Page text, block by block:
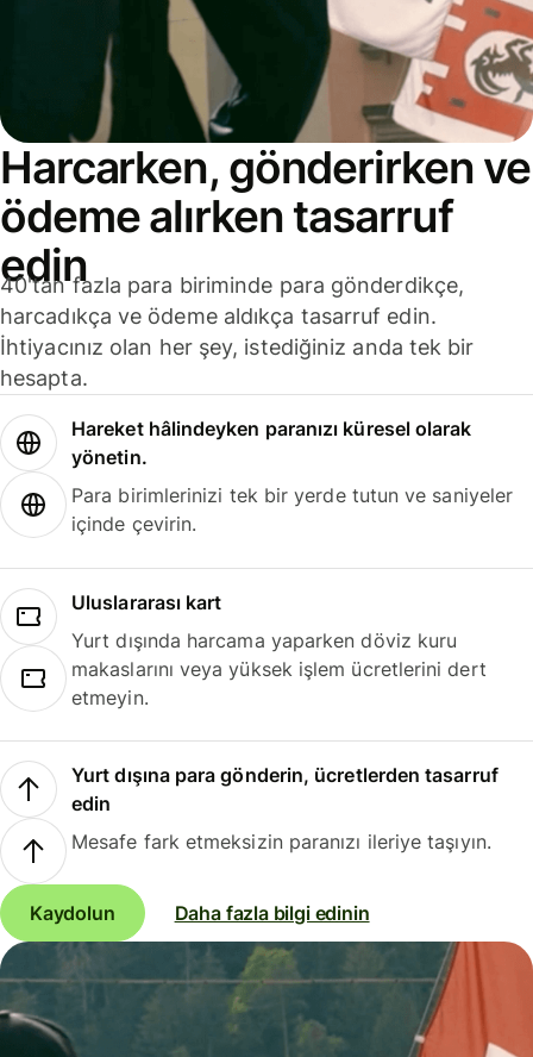
Harcarken, gönderirken ve
ödeme alırken tasarruf
edin
40'tan fazla para biriminde para gönderdikçe,
harcadıkça ve ödeme aldıkça tasarruf edin.
İhtiyacınız olan her şey, istediğiniz anda tek bir
hesapta.
Hareket hâlindeyken paranızı küresel olarak
yönetin.
Para birimlerinizi tek bir yerde tutun ve saniyeler
içinde çevirin.
Uluslararası kart
Yurt dışında harcama yaparken döviz kuru
makaslarını veya yüksek işlem ücretlerini dert
etmeyin.
Yurt dışına para gönderin, ücretlerden tasarruf
edin
Mesafe fark etmeksizin paranızı ileriye taşıyın.
Kaydolun Daha fazla bilgi edinin